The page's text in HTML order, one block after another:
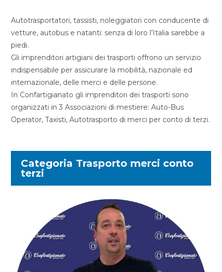
Autotrasportatori, tassisti, noleggiatori con conducente di
vetture, autobus e natanti: senza di loro l’Italia sarebbe a
piedi.
Gli imprenditori artigiani dei trasporti offrono un servizio
indispensabile per assicurare la mobilità, nazionale ed
internazionale, delle merci e delle persone.
In Confartigianato gli imprenditori dei trasporti sono
organizzati in 3 Associazioni di mestiere: Auto-Bus
Operator, Taxisti, Autotrasporto di merci per conto di terzi.
Categoria Trasporto merci conto
terzi